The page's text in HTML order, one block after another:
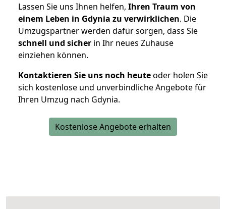
Lassen Sie uns Ihnen helfen, Ihren Traum von
einem Leben in Gdynia zu verwirklichen. Die
Umzugspartner werden dafür sorgen, dass Sie
schnell und sicher in Ihr neues Zuhause
einziehen können.
Kontaktieren Sie uns noch heuteoder holen Sie
sich kostenlose und unverbindliche Angebote für
Ihren Umzug nach Gdynia.
Kostenlose Angebote erhalten